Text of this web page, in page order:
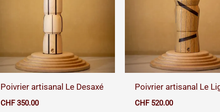
Poivrier artisanal Le Desaxé
CHF350.00
Poivrier artisanal Le
CHF520.00